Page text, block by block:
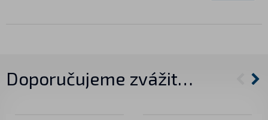
Doporučujeme zvážit…